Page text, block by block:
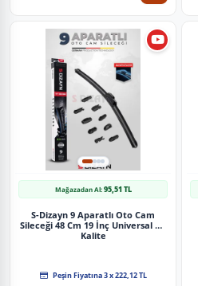
Mağazadan Al:95,51 TL
S-Dizayn 9 Aparatlı Oto Cam
Sileceği 48 Cm 19 İnç Universal A+
Kalite
Peşin Fiyatına 3 x 222,12 TL